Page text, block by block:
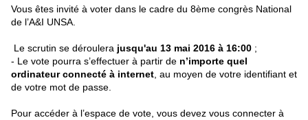
Vous êtes invité à voter dans le cadre du 8ème congrès National
de l’A&I UNSA.
Le scrutin se déroulera jusqu'au 13 mai 2016 à 16:00 ;
- Le vote pourra s’effectuer à partir de n’importe quel
ordinateur connecté à internet , au moyen de votre identifiant et
de votre mot de passe.
Pour accéder à l’espace de vote, vous devez vous connecter à